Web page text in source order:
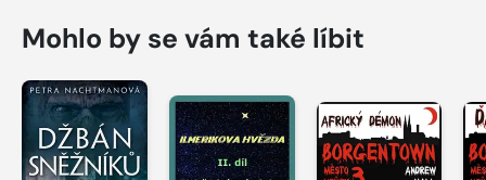
Mohlo by se vám také líbit